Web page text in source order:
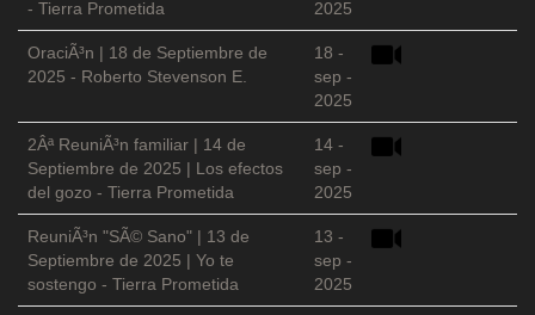
- Tierra Prometida
2025
OraciÃ³n | 18 de Septiembre de
2025 - Roberto Stevenson E.
18 -
sep -
2025
2Âª ReuniÃ³n familiar | 14 de
Septiembre de 2025 | Los efectos
del gozo - Tierra Prometida
14 -
sep -
2025
ReuniÃ³n "SÃ© Sano" | 13 de
Septiembre de 2025 | Yo te
sostengo - Tierra Prometida
13 -
sep -
2025